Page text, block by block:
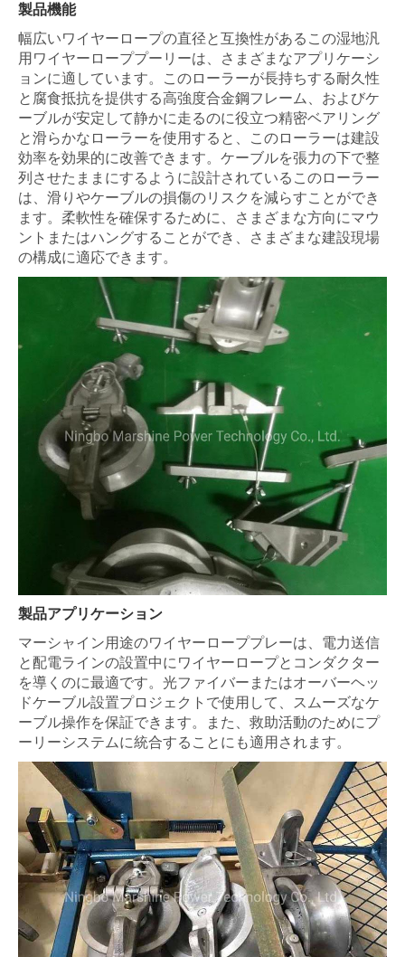
製品機能
幅広いワイヤーロープの直径と互換性があるこの湿地汎
用ワイヤーローププーリーは、さまざまなアプリケーシ
ョンに適しています。このローラーが長持ちする耐久性
と腐食抵抗を提供する高強度合金鋼フレーム、およびケ
ーブルが安定して静かに走るのに役立つ精密ベアリング
と滑らかなローラーを使用すると、このローラーは建設
効率を効果的に改善できます。ケーブルを張力の下で整
列させたままにするように設計されているこのローラー
は、滑りやケーブルの損傷のリスクを減らすことができ
ます。柔軟性を確保するために、さまざまな方向にマウ
ントまたはハングすることができ、さまざまな建設現場
の構成に適応できます。
製品アプリケーション
マーシャイン用途のワイヤーローププレーは、電力送信
と配電ラインの設置中にワイヤーロープとコンダクター
を導くのに最適です。光ファイバーまたはオーバーヘッ
ドケーブル設置プロジェクトで使用して、スムーズなケ
ーブル操作を保証できます。また、救助活動のためにプ
ーリーシステムに統合することにも適用されます。